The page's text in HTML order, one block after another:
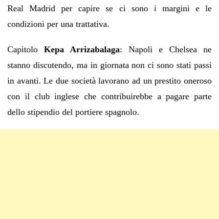
Real Madrid per capire se ci sono i margini e le
condizioni per una trattativa.
Capitolo Kepa Arrizabalaga: Napoli e Chelsea ne
stanno discutendo, ma in giornata non ci sono stati passi
in avanti. Le due società lavorano ad un prestito oneroso
con il club inglese che contribuirebbe a pagare parte
dello stipendio del portiere spagnolo.